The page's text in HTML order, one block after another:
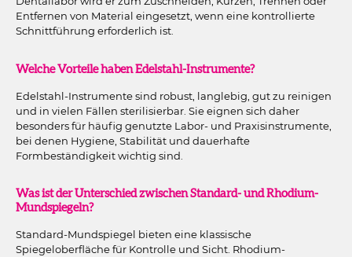
Entfernen von Material eingesetzt, wenn eine kontrollierte
Schnittführung erforderlich ist.
Welche Vorteile haben Edelstahl-Instrumente?
Edelstahl-Instrumente sind robust, langlebig, gut zu reinigen
und in vielen Fällen sterilisierbar. Sie eignen sich daher
besonders für häufig genutzte Labor- und Praxisinstrumente,
bei denen Hygiene, Stabilität und dauerhafte
Formbeständigkeit wichtig sind.
Was ist der Unterschied zwischen Standard- und Rhodium-
Mundspiegeln?
Standard-Mundspiegel bieten eine klassische
Spiegeloberfläche für Kontrolle und Sicht. Rhodium-